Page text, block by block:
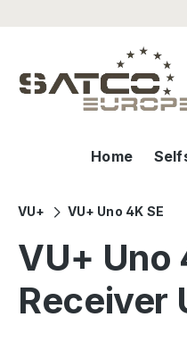
Home
VU+ VU+ Uno 4K SE
VU+ Uno
Receiver